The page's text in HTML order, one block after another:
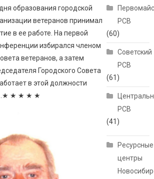
образования городской
ветеранов принимал
в ее работе. На первой
избирался членом
ветеранов, а затем
Городского Совета
в этой должности
.★ ★ ★ ★ ★
РСВ
(60)
Советский
РСВ
(61)
РСВ
(41)
Ресурсные
центры